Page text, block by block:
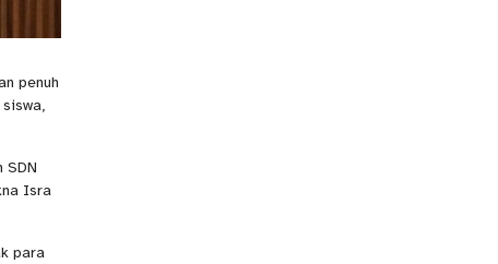
penuh
SDN
Isra
para